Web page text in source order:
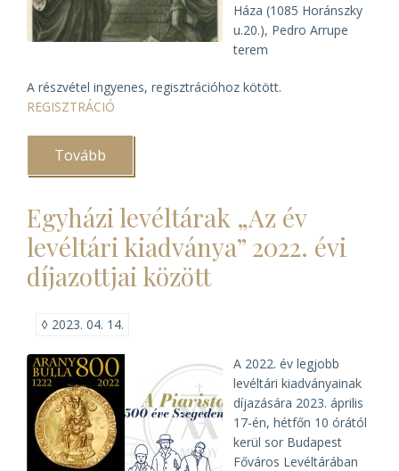
Háza (1085 Horánszky
u.20.), Pedro Arrupe
terem
A részvétel ingyenes, regisztrációhoz kötött.
REGISZTRÁCIÓ
Tovább
is
Egyházi levéltárak „Az év
levéltári kiadványa” 2022. évi
díjazottjai között
◊ 2023. 04. 14.
A 2022. év legjobb
levéltári kiadványainak
díjazására 2023. április
17-én, hétfőn 10 órától
kerül sor Budapest
Főváros Levéltárában